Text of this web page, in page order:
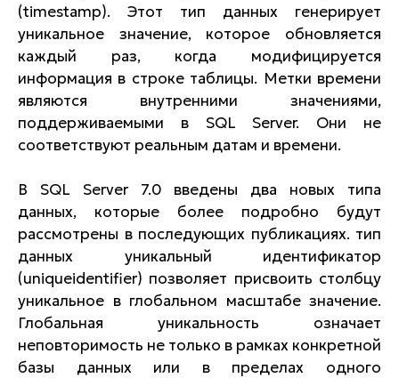
(timestamp). Этот тип данных генерирует
уникальное значение, которое обновляется
каждый раз, когда модифицируется
информация в строке таблицы. Метки времени
являются внутренними значениями,
поддерживаемыми в SQL Server. Они не
соответствуют реальным датам и времени.
В SQL Server 7.0 введены два новых типа
данных, которые более подробно будут
рассмотрены в последующих публикациях. тип
данных уникальный идентификатор
(uniqueidentifier) позволяет присвоить столбцу
уникальное в глобальном масштабе значение.
Глобальная уникальность означает
неповторимость не только в рамках конкретной
базы данных или в пределах одного